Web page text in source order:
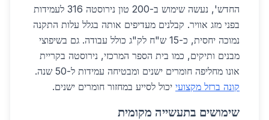
החדש', נעשה שימוש ב-200 טון נירוסטה 316 לעמידות
בפני מזג אוויר. קבלנים מעדיפים אותה בגלל עלות התקנה
נמוכה יחסית, כ-15 ש"ח לק"ג כולל עבודה. גם בשיפוצי
מבנים ותיקים, כמו בית הספר המרכזי, נירוסטה בקריית
אונו מחליפה חומרים ישנים ומבטיחה עמידות ל-50 שנה.
קונה ברזל מקצועי יכול לסייע במחזור חומרים ישנים.
שימושים בתעשייה מקומית